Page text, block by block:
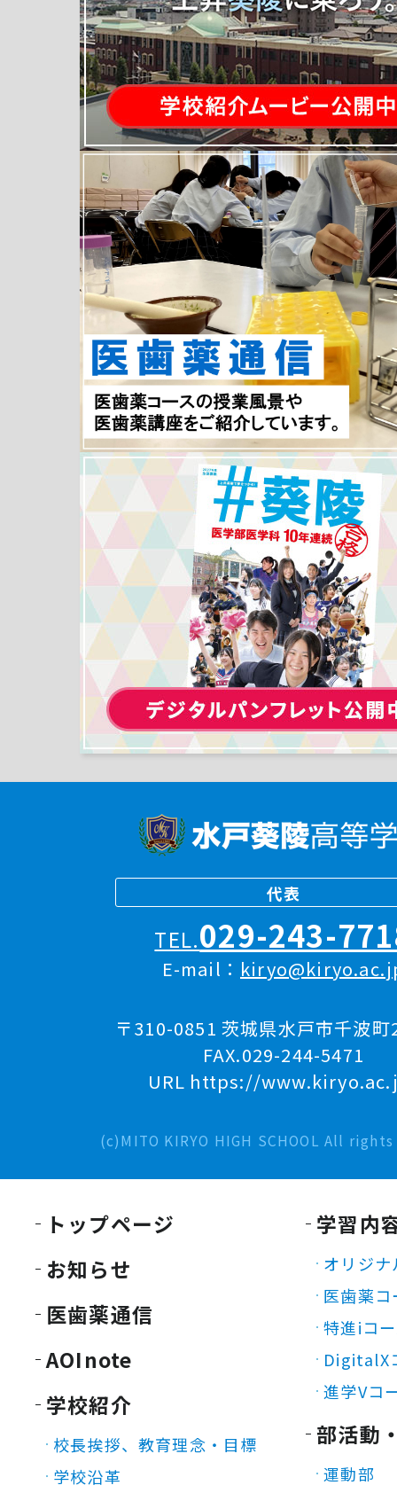
代表
TEL.029-243-
E-mail：
〒310-0851 茨城県水戸市千波
FAX.029-244-5471
URL https://
(c)MITO KIRYO HIGH SCHOOL All
トップページ
お知らせ
医歯薬通信
AOInote
学校紹介
校長挨拶、教育理念・目標
学校沿革
学習内
オリジ
医歯薬コ
特進iコ
DigitalX
進学Vコ
部活動
運動部